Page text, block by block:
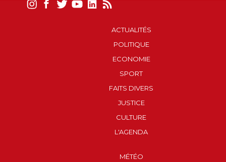
ACTUALITÉS
POLITIQUE
ECONOMIE
SPORT
FAITS DIVERS
JUSTICE
CULTURE
L'AGENDA
MÉTÉO